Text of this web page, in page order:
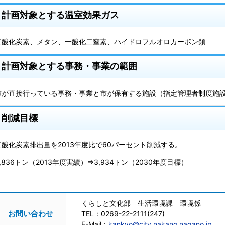
計画対象とする温室効果ガス
酸化炭素、メタン、一酸化二窒素、ハイドロフルオロカーボン類
計画対象とする事務・事業の範囲
が直接行っている事務・事業と市が保有する施設（指定管理者制度施設
削減目標
酸化炭素排出量を2013年度比で60パーセント削減する。
トン（2013年度実績）⇒3,934トン（2030年度目標）
お問い合わせ
くらしと文化部 生活環境課 環境係
TEL：0269-22-2111(247)